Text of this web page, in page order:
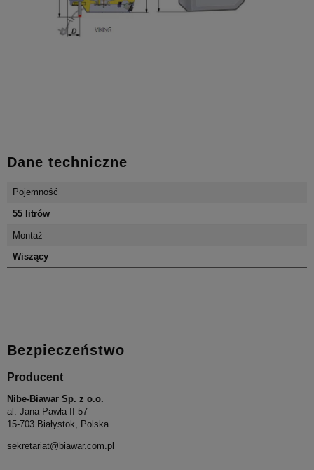
Dane techniczne
Pojemność
55 litrów
Montaż
Wiszący
Bezpieczeństwo
Producent
Nibe-Biawar Sp. z o.o.
al. Jana Pawła II 57
15-703 Białystok, Polska
sekretariat@biawar.com.pl